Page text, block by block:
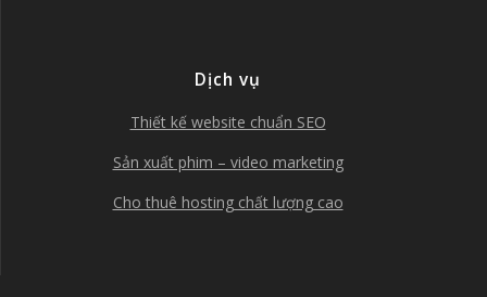
Dịch vụ
Thiết kế website chuẩn SEO
Sản xuất phim – video marketing
Cho thuê hosting chất lượng cao